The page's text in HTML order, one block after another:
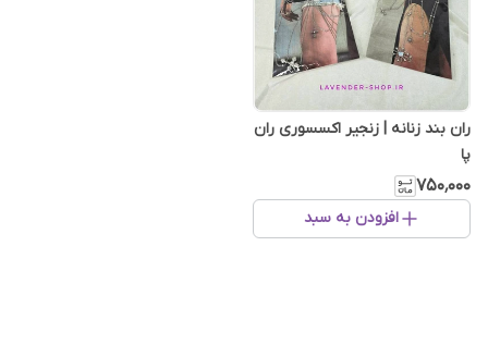
ران بند زنانه | زنجیر اکسسوری ران
پا
۷۵۰٬۰۰۰
افزودن به سبد